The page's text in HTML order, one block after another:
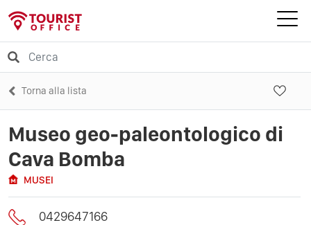
Torna alla lista
Museo geo-paleontologico di
Cava Bomba
MUSEI
0429647166